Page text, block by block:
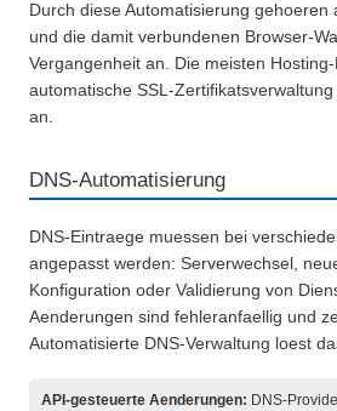
Durch diese Automatisierung
und die damit verbundenen Browser-
Vergangenheit an. Die meisten
automatische SSL-
an.
DNS-Automatisierung
DNS-Eintraege muessen bei
angepasst werden: Serverwechsel,
Konfiguration oder Validierung von
Aenderungen sind fehleranfaellig und
Automatisierte DNS-Verwaltung loest
API-gesteuerte Aenderungen: DNS-